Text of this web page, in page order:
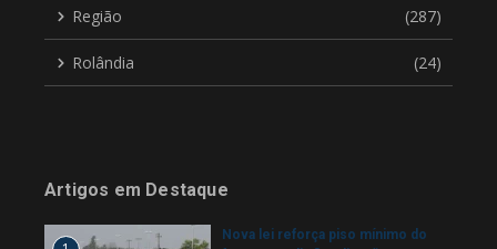
Região (287)
Rolândia (24)
Artigos em Destaque
Nova lei reforça piso mínimo do